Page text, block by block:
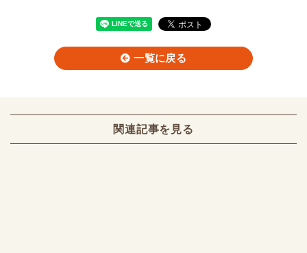
一覧に戻る
関連記事を見る